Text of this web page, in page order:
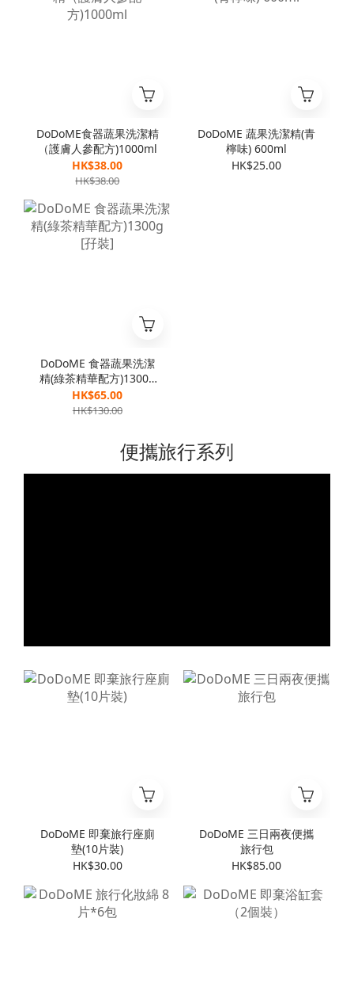
DoDoME食器蔬果洗潔精
（護膚人參配方)1000ml
HK$38.00
HK$38.00
DoDoME 蔬果洗潔精(青
檸味) 600ml
HK$25.00
DoDoME 食器蔬果洗潔
精(綠茶精華配方)1300g
[孖裝]
HK$65.00
HK$130.00
便攜旅行系列
DoDoME 即棄旅行座廁
墊(10片裝)
HK$30.00
DoDoME 三日兩夜便攜
旅行包
HK$85.00